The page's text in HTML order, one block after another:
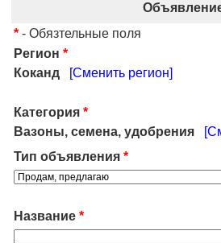
* - Обязтельные поля
Регион *
Коканд
[Сменить регион]
Категория *
Вазоны, семена, удобрения
Тип объявления *
Название *